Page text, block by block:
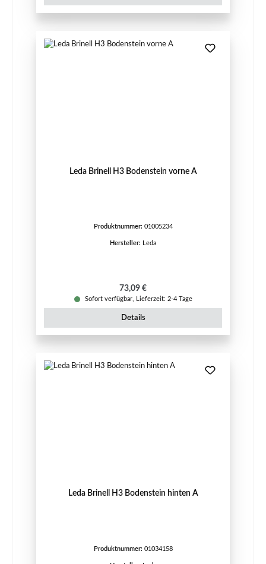
Leda Brinell H3 Bodenstein vorne A
Produktnummer: 01005234
Hersteller: Leda
Regulärer Preis:
73,09 €
Sofort verfügbar, Lieferzeit: 2-4 Tage
Details
Leda Brinell H3 Bodenstein hinten A
Produktnummer: 01034158